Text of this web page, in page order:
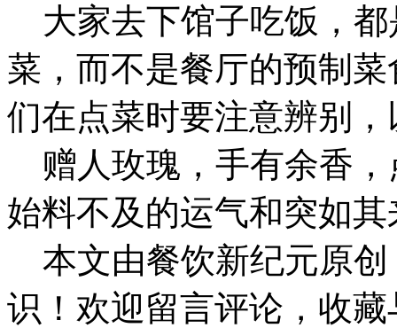
大家去下馆子吃饭，都
菜，而不是餐厅的预制
们在点菜时要注意辨别
赠人玫瑰，手有余香，
始料不及的运气和突如
本文由餐饮新纪元原创
识！欢迎留言评论，收